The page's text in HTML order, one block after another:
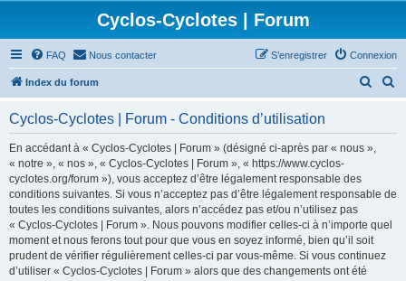
Cyclos-Cyclotes | Forum
FAQ Nous contacter Connexion
S’enregistrer
Index du forum
r
h
e
Cyclos-Cyclotes | Forum - Conditions d’utilisation
En accédant à « Cyclos-Cyclotes | Forum » (désigné ci-après par « nous »,
« notre », « nos », « Cyclos-Cyclotes | Forum », « https://www.cyclos-
cyclotes.org/forum »), vous acceptez d’être légalement responsable des
conditions suivantes. Si vous n’acceptez pas d’être légalement responsable de
toutes les conditions suivantes, alors n’accédez pas et/ou n’utilisez pas
« Cyclos-Cyclotes | Forum ». Nous pouvons modifier celles-ci à n’importe quel
moment et nous ferons tout pour que vous en soyez informé, bien qu’il soit
prudent de vérifier régulièrement celles-ci par vous-même. Si vous continuez
d’utiliser « Cyclos-Cyclotes | Forum » alors que des changements ont été